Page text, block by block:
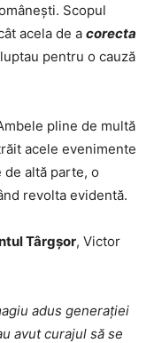
Scopul
acela de a corecta
pentru o cauză
pline de multă
acele evenimente
de altă parte, o
revolta evidentă.
Târgșor, Victor
adus generației
avut curajul să se